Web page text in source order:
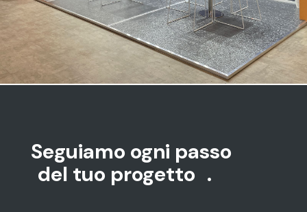
Seguiamo ogni passo
del tuo progetto .